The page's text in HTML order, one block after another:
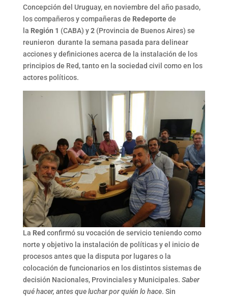
Concepción del Uruguay, en noviembre del año pasado,
los compañeros y compañeras de Redeportede
la Región 1 (CABA) y2 (Provincia de Buenos Aires) se
reunieron durante la semana pasada para delinear
acciones y definiciones acerca de la instalación de los
principios de Red, tanto en la sociedad civil como en los
actores políticos.
La Red confirmó su vocación de servicio teniendo como
norte y objetivo la instalación de políticas y el inicio de
procesos antes que la disputa por lugares o la
colocación de funcionarios en los distintos sistemas de
decisión Nacionales, Provinciales y Municipales. Saber
qué hacer, antes que luchar por quién lo hace. Sin